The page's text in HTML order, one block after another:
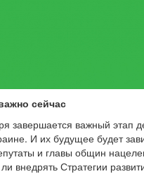
сейчас
завершается важный этап
И их будущее будет
и главы общин
внедрять Стратегии